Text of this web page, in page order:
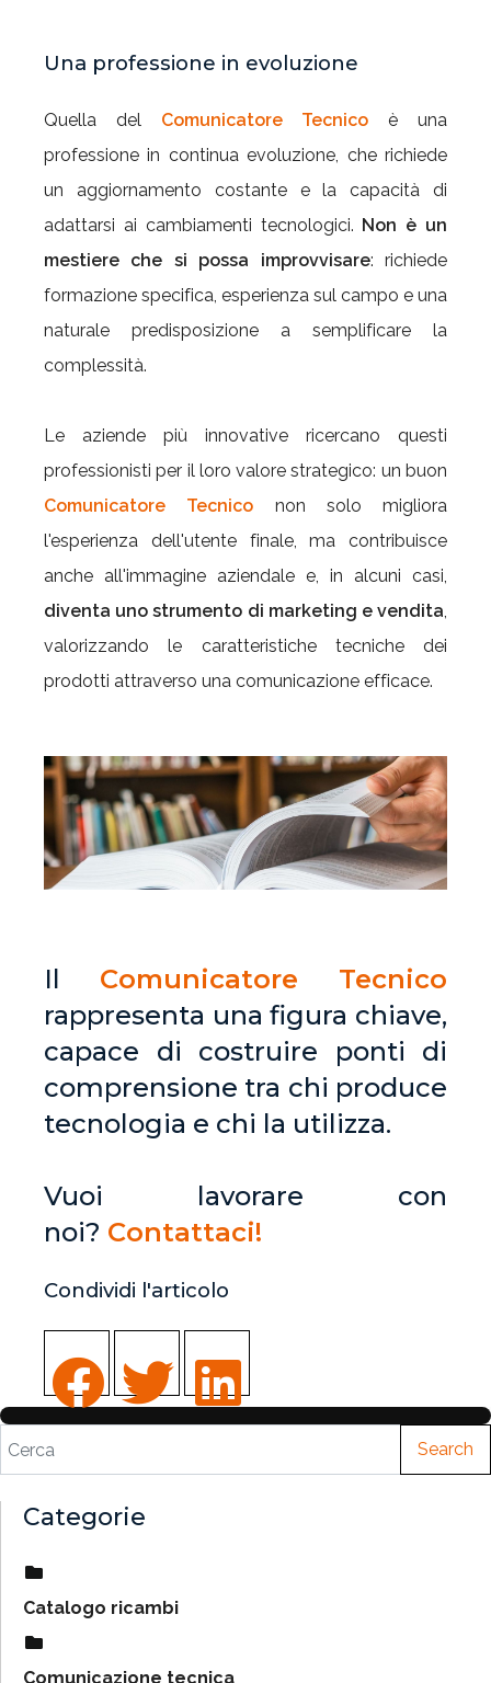
Una professione in evoluzione
Quella del Comunicatore Tecnico è una
professione in continua evoluzione, che richiede
un aggiornamento costante e la capacità di
adattarsi ai cambiamenti tecnologici. Non è un
mestiere che si possa improvvisare: richiede
formazione specifica, esperienza sul campo e una
naturale predisposizione a semplificare la
complessità.
Le aziende più innovative ricercano questi
professionisti per il loro valore strategico: un buon
Comunicatore Tecnico non solo migliora
l'esperienza dell'utente finale, ma contribuisce
anche all'immagine aziendale e, in alcuni casi,
diventa uno strumento di marketing e vendita
valorizzando le caratteristiche tecniche dei
prodotti attraverso una comunicazione efficace.
Il Comunicatore Tecnico
rappresenta una figura chiave,
capace di costruire ponti di
comprensione tra chi produce
tecnologia e chi la utilizza.
Vuoi lavorare con
noi? Contattaci!
Condividi l'articolo
Search
Categorie
Catalogo ricambi
Comunicazione tecnica